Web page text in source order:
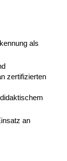
als
zertifizierten
an